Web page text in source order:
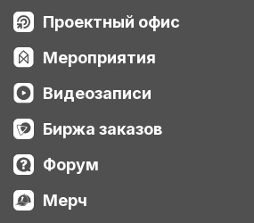
Проектный офис
Мероприятия
Видеозаписи
Биржа заказов
Форум
Мерч